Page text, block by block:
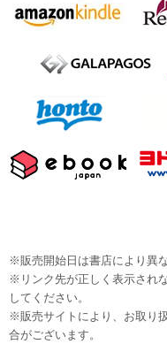
※販売開始日は書店により異な
※リンク先が正しく表示され
してください。
※販売サイトにより、お取り
合がございます。